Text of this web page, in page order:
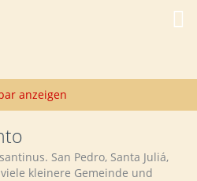
San Pedro, Santa Juliá,
kleinere Gemeinde und